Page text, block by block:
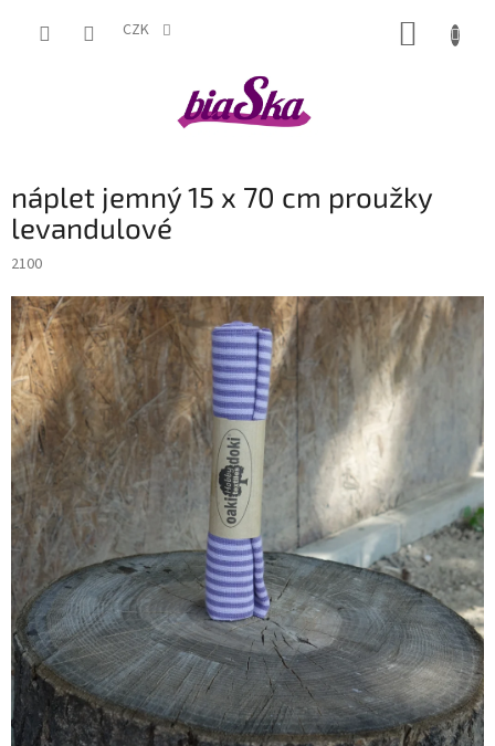
CZK
náplet jemný 15 x 70 cm proužky
levandulové
2100